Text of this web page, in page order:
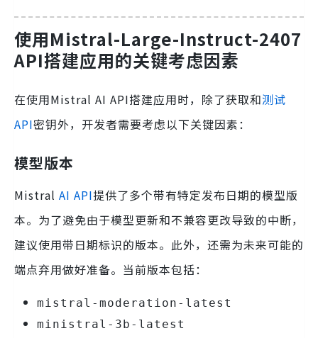
使用Mistral-Large-Instruct-2407
API搭建应用的关键考虑因素
在使用Mistral AI API搭建应用时，除了获取和测试
API密钥外，开发者需要考虑以下关键因素：
模型版本
Mistral AI API提供了多个带有特定发布日期的模型版
本。为了避免由于模型更新和不兼容更改导致的中断，
建议使用带日期标识的版本。此外，还需为未来可能的
端点弃用做好准备。当前版本包括：
mistral-moderation-latest
ministral-3b-latest